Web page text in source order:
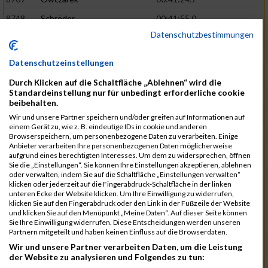
8748
Schröder
00:41:55.0
00:42:42.8
8632
Hermsen
00:43:07.3
8738
Sachse
00:43:46.0
8660
Königsmark
00:44:03.8
8727
Richardt 00:44:04.7
03:41:30.0
8723
Reetze
00:44:18.3
8691
Mietau
00:44:19.3
8730
Rohrer
00:44:21.5
8739
Schäfer
00:44:25.6
8701
Naumann 00:44:38.5
03:44:07.0
Datenschutzbestimmungen
Datenschutzeinstellungen
Durch Klicken auf die Schaltfläche „Ablehnen“ wird die
Standardeinstellung nur für unbedingt erforderliche cookie
beibehalten.
Wir und unsere Partner speichern und/oder greifen auf Informationen auf
einem Gerät zu, wie z. B. eindeutige IDs in cookie und anderen
Browserspeichern, um personenbezogene Daten zu verarbeiten. Einige
Anbieter verarbeiten Ihre personenbezogenen Daten möglicherweise
aufgrund eines berechtigten Interesses. Um dem zu widersprechen, öffnen
Sie die „Einstellungen“. Sie können Ihre Einstellungen akzeptieren, ablehnen
oder verwalten, indem Sie auf die Schaltfläche „Einstellungen verwalten“
klicken oder jederzeit auf die Fingerabdruck-Schaltfläche in der linken
unteren Ecke der Website klicken. Um Ihre Einwilligung zu widerrufen,
klicken Sie auf den Fingerabdruck oder den Link in der Fußzeile der Website
und klicken Sie auf den Menüpunkt „Meine Daten“. Auf dieser Seite können
Sie Ihre Einwilligung widerrufen. Diese Entscheidungen werden unseren
Partnern mitgeteilt und haben keinen Einfluss auf die Browserdaten.
Wir und unsere Partner verarbeiten Daten, um die Leistung
der Website zu analysieren und Folgendes zu tun: